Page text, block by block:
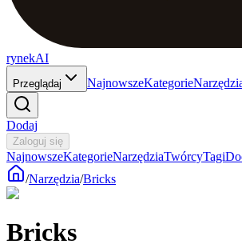
rynekAI
Przeglądaj NajnowszeKategorie
Dodaj
Zaloguj się
NajnowszeKategorieNarzędziaTwórcyTagi
/Narzędzia/Bricks
Bricks